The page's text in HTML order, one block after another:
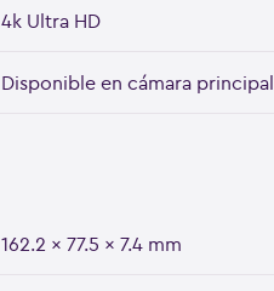
4k Ultra HD
Disponible en cámara principal
162.2 x 77.5 x 7.4 mm